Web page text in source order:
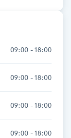
09:00 - 18:00
09:00 - 18:00
09:00 - 18:00
09:00 - 18:00